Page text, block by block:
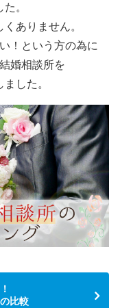
。
ありません。
！という方の為に
婚相談所を
した。
比較